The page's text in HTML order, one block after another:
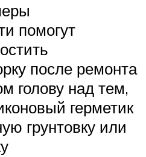
помогут
после ремонта
голову над тем,
герметик
грунтовку или